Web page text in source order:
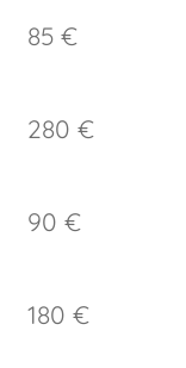
85 €
280 €
90 €
180 €